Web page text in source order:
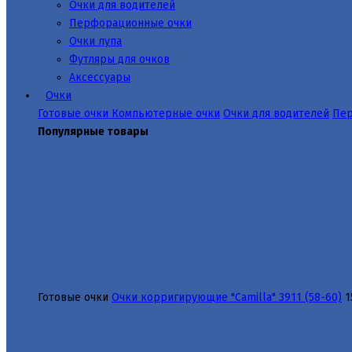
Очки для водителей
Перфорационные очки
Очки лупа
Футляры для очков
Аксессуары
Очки
Готовые очки Компьютерные очки Очки для водителей
Популярные товары
Готовые очки Очки корригирующие "Camilla" 3911 (58-60)